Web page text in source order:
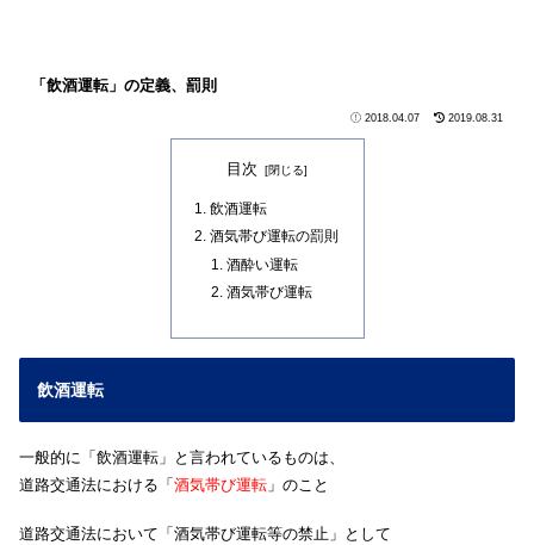
「飲酒運転」の定義、罰則
2018.04.07 2019.08.31
目次
飲酒運転
酒気帯び運転の罰則
酒酔い運転
酒気帯び運転
飲酒運転
一般的に「飲酒運転」と言われているものは、
道路交通法における「 酒気帯び運転 」のこと
道路交通法において「酒気帯び運転等の禁止」として